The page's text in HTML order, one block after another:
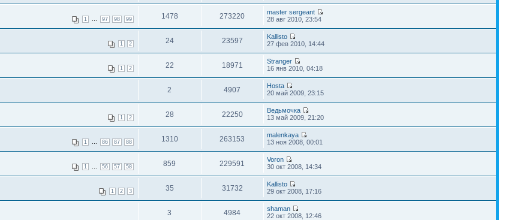
1 97 98 99 1478 273220
master sergeant
28 авг 2010, 23:54
1 2 24 23597
Kallisto
27 фев 2010, 14:44
1 2 22 18971
Stranger
16 янв 2010, 04:18
2 4907
Hosta
20 май 2009, 23:15
1 2 28 22250
Ведьмочка
13 май 2009, 21:20
1 86 87 88 1310 263153
malenkaya
13 ноя 2008, 00:01
1 56 57 58 859 229591
Voron
30 окт 2008, 14:34
1 2 3 35 31732
Kallisto
29 окт 2008, 17:16
3 4984
shaman
22 окт 2008, 12:46